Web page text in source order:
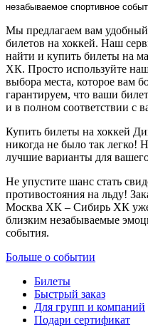
незабываемое спортивное
Мы предлагаем вам
билетов на хоккей. Наш
найти и купить билеты на
ХК. Просто используйте
выбора места, которое вам
гарантируем, что ваши
и в полном соответствии с
Купить билеты на хоккей
никогда не было так легко!
лучшие варианты для
Не упустите шанс стать
противостояния на льду!
Москва ХК – Сибирь ХК уже
близким незабываемые
события.
Больше о событии
Билеты
Быстрый заказ
Для групп и компаний
Подари сертификат